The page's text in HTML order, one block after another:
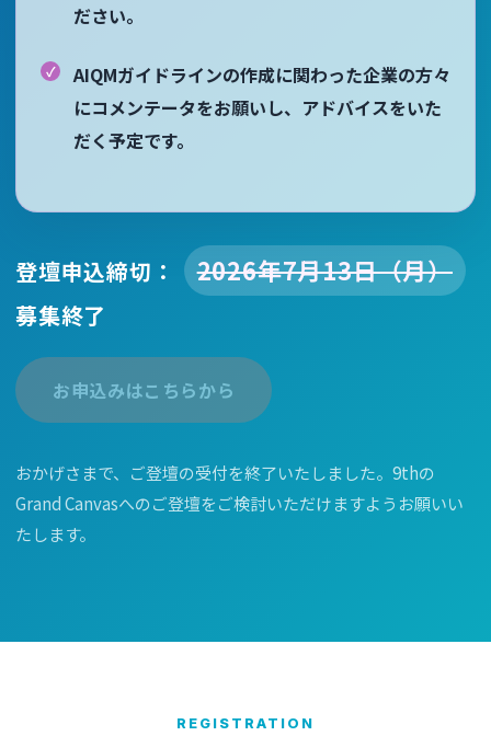
ださい。
AIQMガイドラインの作成に関わった企業の方々
にコメンテータをお願いし、アドバイスをいた
だく予定です。
登壇申込締切： 2026年7月13日（月）
募集終了
お申込みはこちらから
おかげさまで、ご登壇の受付を終了いたしました。9thの
Grand Canvasへのご登壇をご検討いただけますようお願いい
たします。
REGISTRATION